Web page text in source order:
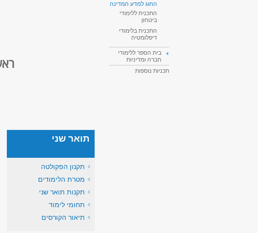
החוג למדע המדינה
התכנית ללימודי
ביטחון
התכנית בלימודי
דיפלומטיה
בית הספר ללימודי
חברה ומדיניות
תכניות נוספות
תואר שני
תקנון הפקולטה
מטרת הלימודים
תקנות תואר שני
תחומי לימוד
תיאור הקורסים